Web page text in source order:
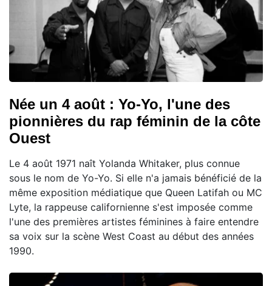
Née un 4 août : Yo-Yo, l'une des
pionnières du rap féminin de la côte
Ouest
Le 4 août 1971 naît Yolanda Whitaker, plus connue
sous le nom de Yo-Yo. Si elle n'a jamais bénéficié de la
même exposition médiatique que Queen Latifah ou MC
Lyte, la rappeuse californienne s'est imposée comme
l'une des premières artistes féminines à faire entendre
sa voix sur la scène West Coast au début des années
1990.